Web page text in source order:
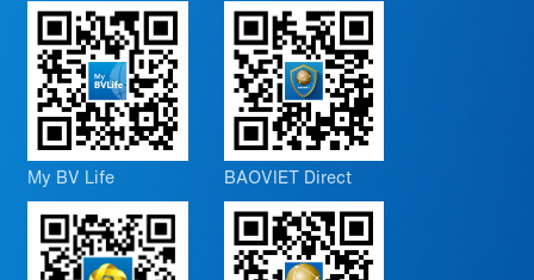
My BV Life BAOVIET Direct